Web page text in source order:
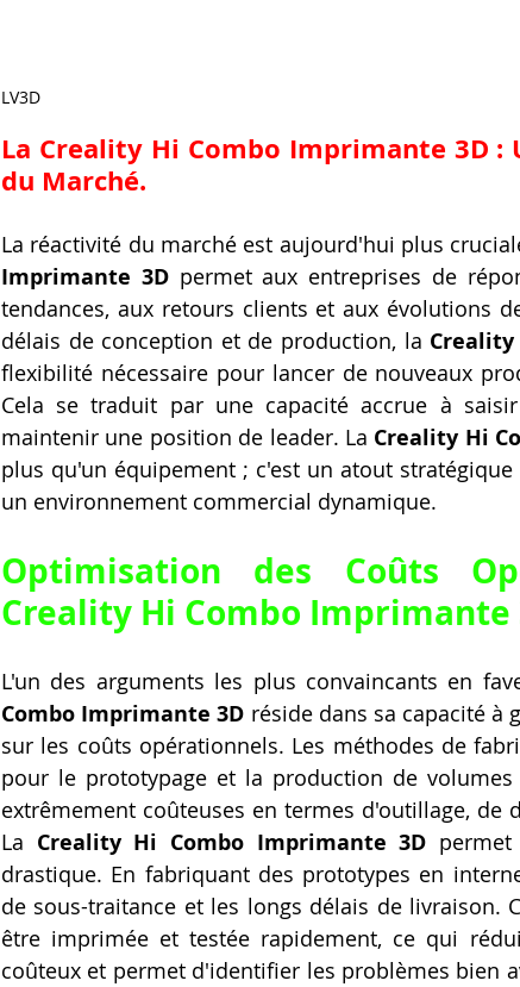
LV3D
La Creality Hi Combo Imprimante 3D
du Marché.
La réactivité du marché est aujourd'hui plus
Imprimante 3D permet aux entreprises de
tendances, aux retours clients et aux évolutions
délais de conception et de production, la
flexibilité nécessaire pour lancer de nouveaux
Cela se traduit par une capacité accrue à
maintenir une position de leader. La Creality Hi
plus qu'un équipement ; c'est un atout
un environnement commercial dynamique.
Optimisation des Coûts
Creality Hi Combo Imprimante
L'un des arguments les plus convaincants en
Combo Imprimante 3D réside dans sa capacité à
sur les coûts opérationnels. Les méthodes de
pour le prototypage et la production de
extrêmement coûteuses en termes d'outillage, de
La Creality Hi Combo Imprimante 3D
drastique. En fabriquant des prototypes en
de sous-traitance et les longs délais de livraison.
être imprimée et testée rapidement, ce qui
coûteux et permet d'identifier les problèmes bien